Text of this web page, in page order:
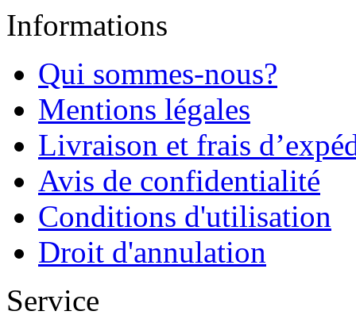
Informations
Qui sommes-nous?
Mentions légales
Livraison et frais
Avis de confidentialité
Conditions d'utilisation
Droit d'annulation
Service